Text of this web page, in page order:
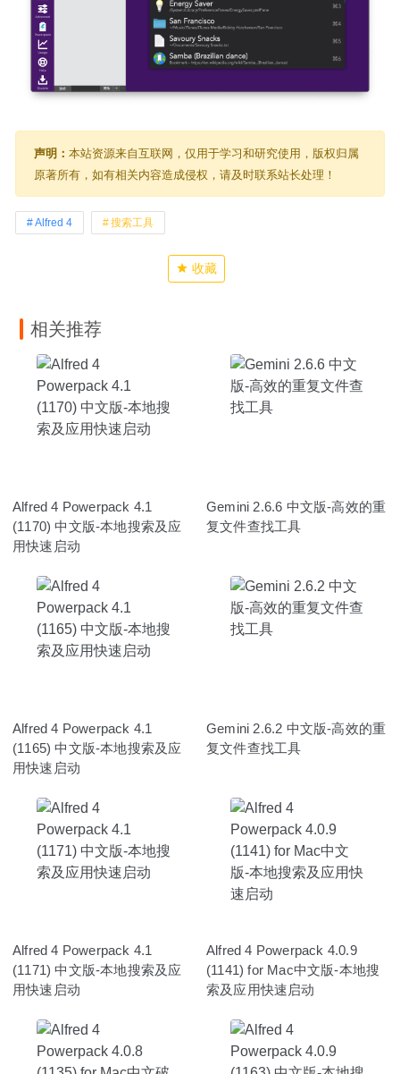
声明： 本站资源来自互联网，仅用于学习和研究使用，版权归属
原著所有，如有相关内容造成侵权，请及时联系站长处理！
Alfred 4 搜索工具
收藏
相关推荐
Alfred 4 Powerpack 4.1
(1170) 中文版-本地搜索及应
用快速启动
Gemini 2.6.6 中文版-高效的重
复文件查找工具
Alfred 4 Powerpack 4.1
(1165) 中文版-本地搜索及应
用快速启动
Gemini 2.6.2 中文版-高效的重
复文件查找工具
Alfred 4 Powerpack 4.1
(1171) 中文版-本地搜索及应
用快速启动
Alfred 4 Powerpack 4.0.9
(1141) for Mac中文版-本地搜
索及应用快速启动